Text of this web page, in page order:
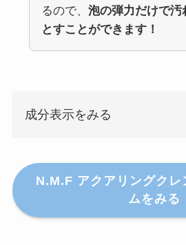
るので、 泡の弾力だけで汚
とすことができます！
成分表示をみる
N.M.F アクアリングクレ
ムをみる